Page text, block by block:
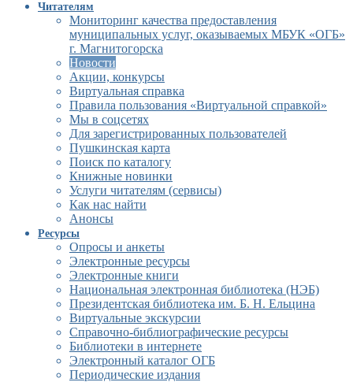
Читателям
Мониторинг качества предоставления
муниципальных услуг, оказываемых МБУК «ОГБ»
г. Магнитогорска
Новости
Акции, конкурсы
Виртуальная справка
Правила пользования «Виртуальной справкой»
Мы в соцсетях
Для зарегистрированных пользователей
Пушкинская карта
Поиск по каталогу
Книжные новинки
Услуги читателям (сервисы)
Как нас найти
Анонсы
Ресурсы
Опросы и анкеты
Электронные ресурсы
Электронные книги
Национальная электронная библиотека (НЭБ)
Президентская библиотека им. Б. Н. Ельцина
Виртуальные экскурсии
Справочно-библиографические ресурсы
Библиотеки в интернете
Электронный каталог ОГБ
Периодические издания